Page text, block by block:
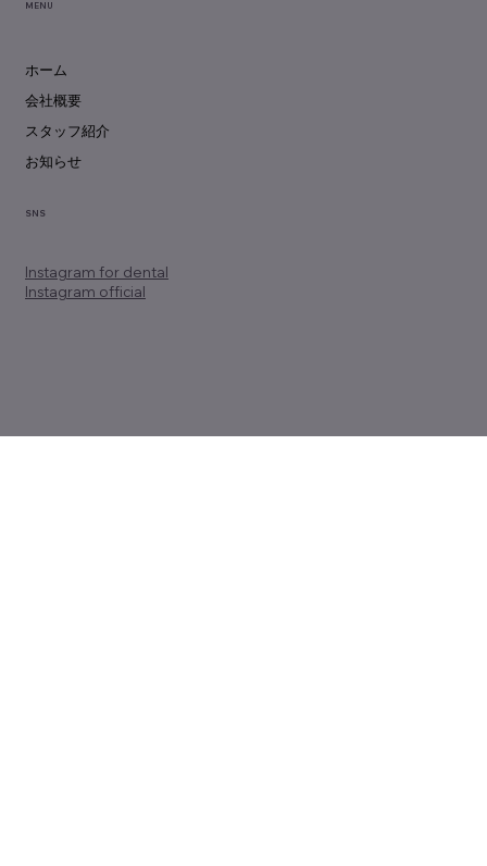
Instagram for dental
Instagram official
SNS
ホーム
会社概要
スタッフ紹介
お知らせ
MENU